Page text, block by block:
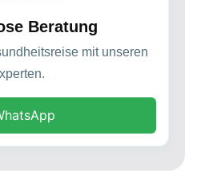
Beratung
mit unseren